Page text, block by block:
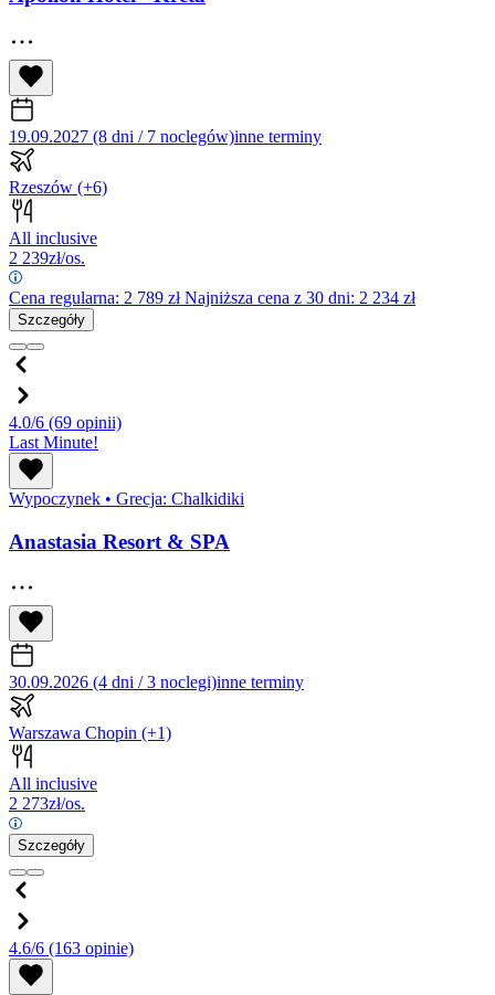
19.09.2027 (8 dni / 7 noclegów)inne terminy
Rzeszów (+6)
All inclusive
2 239zł/os.
Cena regularna: 2 789 złNajniższa cena z 30 dni: 2 234 zł
Szczegóły
4.0/6 (69 opinii)
Last Minute!
Wypoczynek • Grecja: Chalkidiki
Anastasia Resort & SPA
30.09.2026 (4 dni / 3 noclegi)inne terminy
Warszawa Chopin (+1)
All inclusive
2 273zł/os.
Szczegóły
4.6/6 (163 opinie)